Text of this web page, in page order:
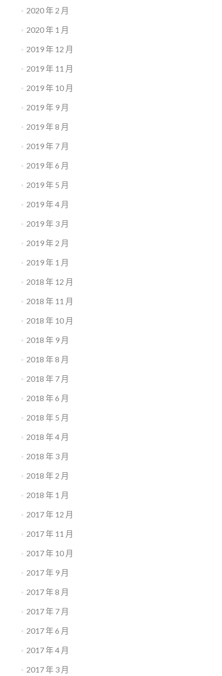
2020 年 2 月
2020 年 1 月
2019 年 12 月
2019 年 11 月
2019 年 10 月
2019 年 9 月
2019 年 8 月
2019 年 7 月
2019 年 6 月
2019 年 5 月
2019 年 4 月
2019 年 3 月
2019 年 2 月
2019 年 1 月
2018 年 12 月
2018 年 11 月
2018 年 10 月
2018 年 9 月
2018 年 8 月
2018 年 7 月
2018 年 6 月
2018 年 5 月
2018 年 4 月
2018 年 3 月
2018 年 2 月
2018 年 1 月
2017 年 12 月
2017 年 11 月
2017 年 10 月
2017 年 9 月
2017 年 8 月
2017 年 7 月
2017 年 6 月
2017 年 4 月
2017 年 3 月